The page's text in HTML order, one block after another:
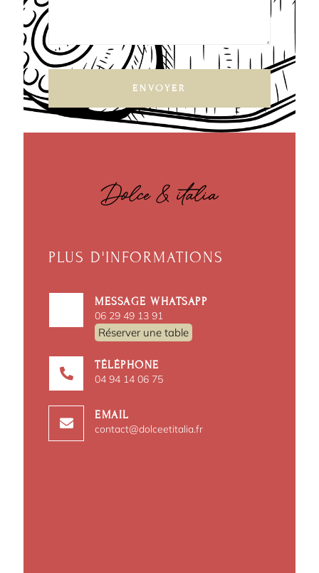
ENVOYER
PLUS D'INFORMATIONS
MESSAGE WHATSAPP
06 29 49 13 91
Réserver une table
TÉLÉPHONE
04 94 14 06 75
EMAIL
contact@dolceetitalia.fr